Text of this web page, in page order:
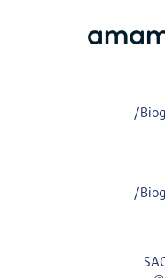
/
/